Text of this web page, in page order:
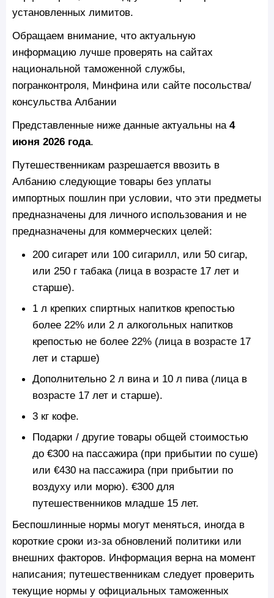
установленных лимитов.
Обращаем внимание, что актуальную
информацию лучше проверять на сайтах
национальной таможенной службы,
погранконтроля, Минфина или сайте посольства/
консульства Албании
Представленные ниже данные актуальны на 4
июня 2026 года.
Путешественникам разрешается ввозить в
Албанию следующие товары без уплаты
импортных пошлин при условии, что эти предметы
предназначены для личного использования и не
предназначены для коммерческих целей:
200 сигарет или 100 сигарилл, или 50 сигар,
или 250 г табака (лица в возрасте 17 лет и
старше).
1 л крепких спиртных напитков крепостью
более 22% или 2 л алкогольных напитков
крепостью не более 22% (лица в возрасте 17
лет и старше)
Дополнительно 2 л вина и 10 л пива (лица в
возрасте 17 лет и старше).
3 кг кофе.
Подарки / другие товары общей стоимостью
до €300 на пассажира (при прибытии по суше)
или €430 на пассажира (при прибытии по
воздуху или морю). €300 для
путешественников младше 15 лет.
Беспошлинные нормы могут меняться, иногда в
короткие сроки из-за обновлений политики или
внешних факторов. Информация верна на момент
написания; путешественникам следует проверить
текущие нормы у официальных таможенных